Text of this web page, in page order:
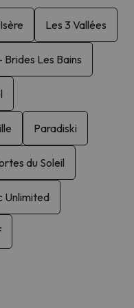
Les 3 Vallées
Brides Les Bains
Paradiski
du Soleil
Unlimited